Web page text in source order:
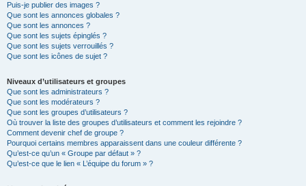
Puis-je publier des images ?
Que sont les annonces globales ?
Que sont les annonces ?
Que sont les sujets épinglés ?
Que sont les sujets verrouillés ?
Que sont les icônes de sujet ?
Niveaux d’utilisateurs et groupes
Que sont les administrateurs ?
Que sont les modérateurs ?
Que sont les groupes d’utilisateurs ?
Où trouver la liste des groupes d’utilisateurs et comment les rejoindre ?
Comment devenir chef de groupe ?
Pourquoi certains membres apparaissent dans une couleur différente ?
Qu’est-ce qu’un « Groupe par défaut » ?
Qu’est-ce que le lien « L’équipe du forum » ?